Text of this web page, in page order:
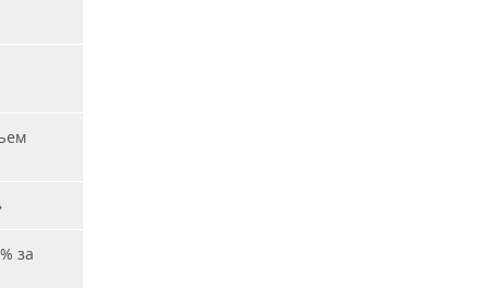
за